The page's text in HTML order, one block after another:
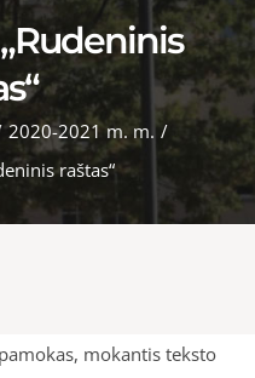
2020-2021 m. m. /
raštas“
mokantis teksto